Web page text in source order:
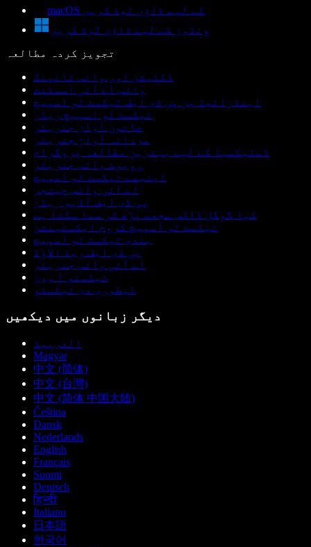
macOS کے لیے ڈاؤن لوڈ کریں
ونڈوز کے لیے ڈاؤن لوڈ کریں
تجویز کردہ مطالعہ
ڈکٹیشن اور وائس ٹائپنگ
وائس اے آئی اسسٹنٹ
اینڈرائیڈ پر پی ڈی ایف ٹیکسٹ ٹو اسپیچ
ٹیکسٹ ٹو اسپیچ ریڈر
خاتون آواز جنریٹر
مردانہ آواز جنریٹر
ڈسلیکسیا کے لیے بہترین مطالعہ پروگرام
روبوٹ وائس جنریٹر
اینیمے ٹیکسٹ ٹو اسپیچ
اے آئی وائس چینجر
پی ڈی ایف آڈیو ریڈر
کیا گوگل ڈاکس مجھے پڑھ کر سنا سکتا ہے
ٹیکسٹ ٹو اسپیچ کروم ایکسٹینشن
ہندی ٹیکسٹ ٹو اسپیچ
پی ڈی ایف ریڈ الاؤڈ
اے آئی وائس جنریٹر
ٹیکستو آ ووز
لیطوری دی ٹیکسٹو
دیگر زبانوں میں دیکھیں
العربية
Magyar
中文 (简体)
中文 (台灣)
中文 (简体 中国大陆)
Čeština
Dansk
Nederlands
English
Français
Suomi
Deutsch
हिन्दी
Italiano
日本語
한국어